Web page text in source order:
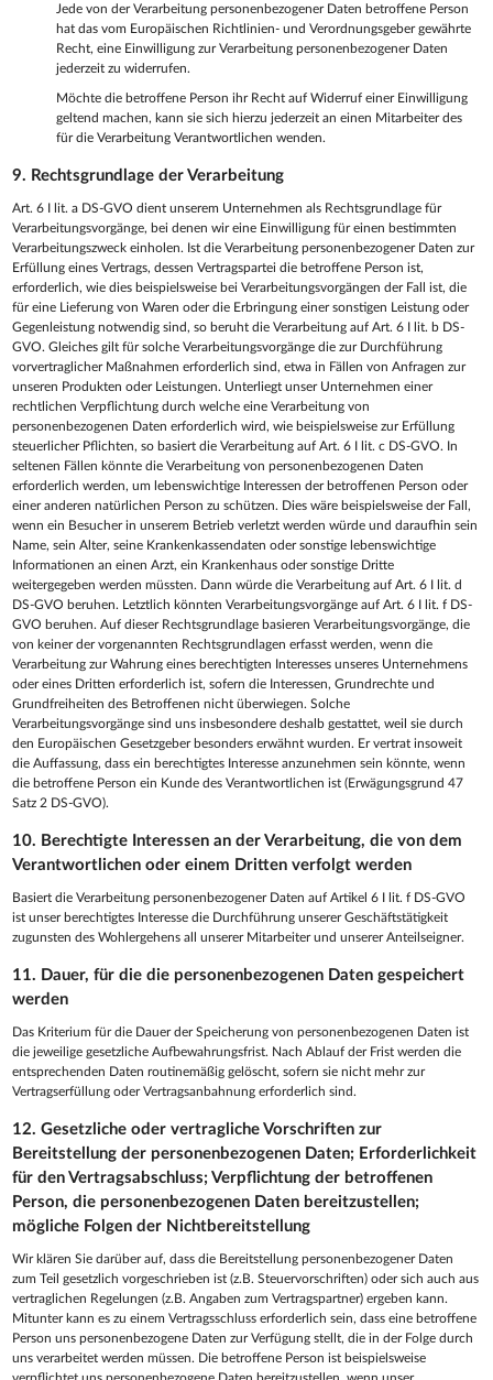
Jede von der Verarbeitung personenbezogener Daten betroffene Person
hat das vom Europäischen Richtlinien- und Verordnungsgeber gewährte
Recht, eine Einwilligung zur Verarbeitung personenbezogener Daten
jederzeit zu widerrufen.
Möchte die betroffene Person ihr Recht auf Widerruf einer Einwilligung
geltend machen, kann sie sich hierzu jederzeit an einen Mitarbeiter des
für die Verarbeitung Verantwortlichen wenden.
9. Rechtsgrundlage der Verarbeitung
Art. 6 I lit. a DS-GVO dient unserem Unternehmen als Rechtsgrundlage für
Verarbeitungsvorgänge, bei denen wir eine Einwilligung für einen bestimmten
Verarbeitungszweck einholen. Ist die Verarbeitung personenbezogener Daten zur
Erfüllung eines Vertrags, dessen Vertragspartei die betroffene Person ist,
erforderlich, wie dies beispielsweise bei Verarbeitungsvorgängen der Fall ist, die
für eine Lieferung von Waren oder die Erbringung einer sonstigen Leistung oder
Gegenleistung notwendig sind, so beruht die Verarbeitung auf Art. 6 I lit. b DS-
GVO. Gleiches gilt für solche Verarbeitungsvorgänge die zur Durchführung
vorvertraglicher Maßnahmen erforderlich sind, etwa in Fällen von Anfragen zur
unseren Produkten oder Leistungen. Unterliegt unser Unternehmen einer
rechtlichen Verpflichtung durch welche eine Verarbeitung von
personenbezogenen Daten erforderlich wird, wie beispielsweise zur Erfüllung
steuerlicher Pflichten, so basiert die Verarbeitung auf Art. 6 I lit. c DS-GVO. In
seltenen Fällen könnte die Verarbeitung von personenbezogenen Daten
erforderlich werden, um lebenswichtige Interessen der betroffenen Person oder
einer anderen natürlichen Person zu schützen. Dies wäre beispielsweise der Fall,
wenn ein Besucher in unserem Betrieb verletzt werden würde und daraufhin sein
Name, sein Alter, seine Krankenkassendaten oder sonstige lebenswichtige
Informationen an einen Arzt, ein Krankenhaus oder sonstige Dritte
weitergegeben werden müssten. Dann würde die Verarbeitung auf Art. 6 I lit. d
DS-GVO beruhen. Letztlich könnten Verarbeitungsvorgänge auf Art. 6 I lit. f DS-
GVO beruhen. Auf dieser Rechtsgrundlage basieren Verarbeitungsvorgänge, die
von keiner der vorgenannten Rechtsgrundlagen erfasst werden, wenn die
Verarbeitung zur Wahrung eines berechtigten Interesses unseres Unternehmens
oder eines Dritten erforderlich ist, sofern die Interessen, Grundrechte und
Grundfreiheiten des Betroffenen nicht überwiegen. Solche
Verarbeitungsvorgänge sind uns insbesondere deshalb gestattet, weil sie durch
den Europäischen Gesetzgeber besonders erwähnt wurden. Er vertrat insoweit
die Auffassung, dass ein berechtigtes Interesse anzunehmen sein könnte, wenn
die betroffene Person ein Kunde des Verantwortlichen ist (Erwägungsgrund 47
Satz 2 DS-GVO).
10. Berechtigte Interessen an der Verarbeitung, die von dem
Verantwortlichen oder einem Dritten verfolgt werden
Basiert die Verarbeitung personenbezogener Daten auf Artikel 6 I lit. f DS-GVO
ist unser berechtigtes Interesse die Durchführung unserer Geschäftstätigkeit
zugunsten des Wohlergehens all unserer Mitarbeiter und unserer Anteilseigner.
11. Dauer, für die die personenbezogenen Daten gespeichert
werden
Das Kriterium für die Dauer der Speicherung von personenbezogenen Daten ist
die jeweilige gesetzliche Aufbewahrungsfrist. Nach Ablauf der Frist werden die
entsprechenden Daten routinemäßig gelöscht, sofern sie nicht mehr zur
Vertragserfüllung oder Vertragsanbahnung erforderlich sind.
12. Gesetzliche oder vertragliche Vorschriften zur
Bereitstellung der personenbezogenen Daten; Erforderlichkeit
für den Vertragsabschluss; Verpflichtung der betroffenen
Person, die personenbezogenen Daten bereitzustellen;
mögliche Folgen der Nichtbereitstellung
Wir klären Sie darüber auf, dass die Bereitstellung personenbezogener Daten
zum Teil gesetzlich vorgeschrieben ist (z.B. Steuervorschriften) oder sich auch aus
vertraglichen Regelungen (z.B. Angaben zum Vertragspartner) ergeben kann.
Mitunter kann es zu einem Vertragsschluss erforderlich sein, dass eine betroffene
Person uns personenbezogene Daten zur Verfügung stellt, die in der Folge durch
uns verarbeitet werden müssen. Die betroffene Person ist beispielsweise